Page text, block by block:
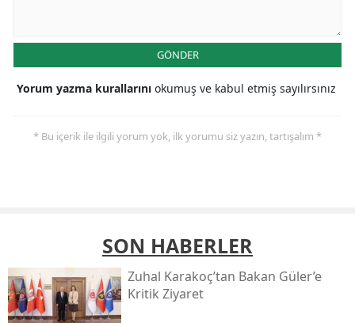
GÖNDER
Yorum yazma kurallarını okumuş ve kabul etmiş sayılırsınız
* Bu içerik ile ilgili yorum yok, ilk yorumu siz yazın, tartışalım *
SON HABERLER
Zuhal Karakoç’tan Bakan Güler’e
Kritik Ziyaret